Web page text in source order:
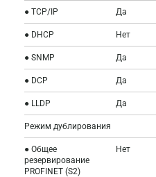
● TCP/IP Да
● DHCP Нет
● SNMP Да
● DCP Да
● LLDP Да
Режим дублирования
● Общее
резервирование
PROFINET (S2)
Нет